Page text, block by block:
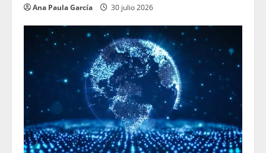
Ana Paula García 30 julio 2026